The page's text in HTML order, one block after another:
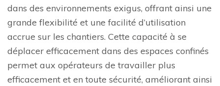
dans des environnements exigus, offrant ainsi une
grande flexibilité et une facilité d’utilisation
accrue sur les chantiers. Cette capacité à se
déplacer efficacement dans des espaces confinés
permet aux opérateurs de travailler plus
efficacement et en toute sécurité, améliorant ainsi